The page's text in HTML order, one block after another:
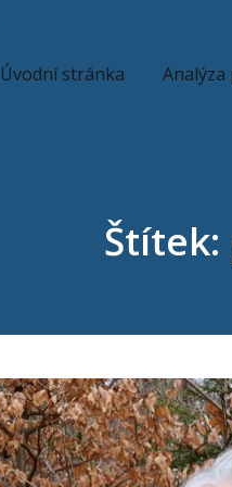
Úvodní stránka Analýza